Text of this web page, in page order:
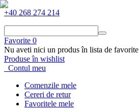
+40 268 274 214
Favorite 0
Nu aveti nici un produs în lista de favorite
Produse în wishlist
Contul meu
Comenzile mele
Cereri de retur
Favoritele mele